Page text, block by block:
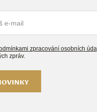
zpracování osobních
zpráv.